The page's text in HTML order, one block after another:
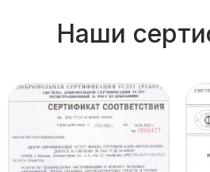
Наши